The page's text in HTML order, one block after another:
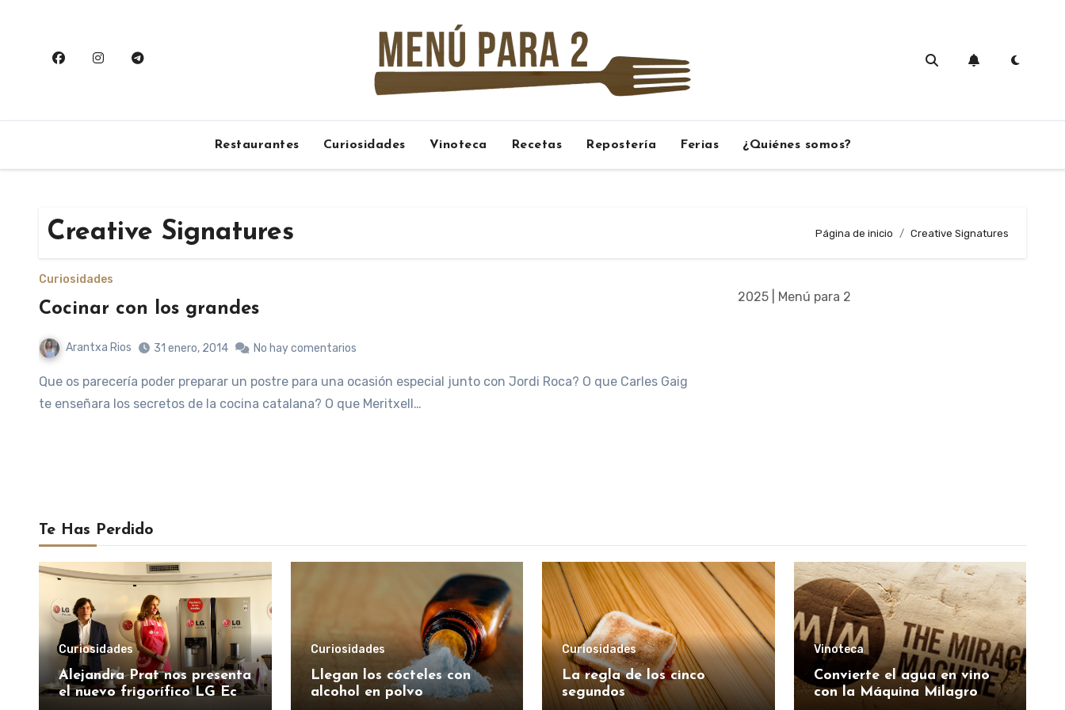
contenido
Restaurantes Curiosidades Vinoteca Recetas Repostería Ferias ¿Quiénes somos?
Creative Signatures Página de inicio Creative Signatures
Curiosidades
Cocinar con los grandes
Arantxa Rios 31 enero, 2014 No hay comentarios
Que os parecería poder preparar un postre para una ocasión especial junto con Jordi Roca? O que Carles Gaig
te enseñara los secretos de la cocina catalana? O que Meritxell…
2025 | Menú para 2
Te Has Perdido
Curiosidades
Alejandra Prat nos presenta
el nuevo frigorífico LG Eco
Curiosidades
Llegan los cócteles con
alcohol en polvo
Curiosidades
La regla de los cinco
segundos
Vinoteca
Convierte el agua en vino
con la Máquina Milagro